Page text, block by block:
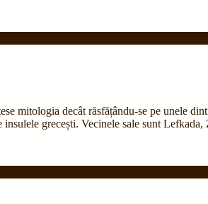
mitologia decât răsfățându-se pe unele
grecești. Vecinele sale sunt